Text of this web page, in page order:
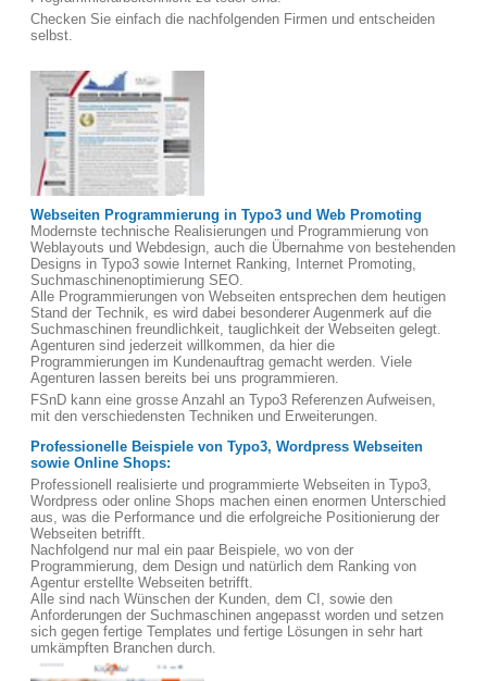
Checken Sie einfach die nachfolgenden Firmen und entscheiden
selbst.
Webseiten Programmierung in Typo3 und Web Promoting
Modernste technische Realisierungen und Programmierung von
Weblayouts und Webdesign, auch die Übernahme von bestehenden
Designs in Typo3 sowie Internet Ranking, Internet Promoting,
Suchmaschinenoptimierung SEO.
Alle Programmierungen von Webseiten entsprechen dem heutigen
Stand der Technik, es wird dabei besonderer Augenmerk auf die
Suchmaschinen freundlichkeit, tauglichkeit der Webseiten gelegt.
Agenturen sind jederzeit willkommen, da hier die
Programmierungen im Kundenauftrag gemacht werden. Viele
Agenturen lassen bereits bei uns programmieren.
FSnD kann eine grosse Anzahl an Typo3 Referenzen Aufweisen,
mit den verschiedensten Techniken und Erweiterungen.
Professionelle Beispiele von Typo3, Wordpress Webseiten
sowie Online Shops:
Professionell realisierte und programmierte Webseiten in Typo3,
Wordpress oder online Shops machen einen enormen Unterschied
aus, was die Performance und die erfolgreiche Positionierung der
Webseiten betrifft.
Nachfolgend nur mal ein paar Beispiele, wo von der
Programmierung, dem Design und natürlich dem Ranking von
Agentur erstellte Webseiten betrifft.
Alle sind nach Wünschen der Kunden, dem CI, sowie den
Anforderungen der Suchmaschinen angepasst worden und setzen
sich gegen fertige Templates und fertige Lösungen in sehr hart
umkämpften Branchen durch.